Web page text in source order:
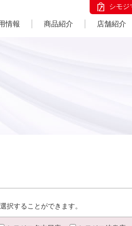
シモジ
情報 商品紹介 店舗紹介
択することができます。